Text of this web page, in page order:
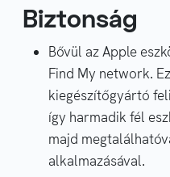
Biztonság
Bővül az Apple
Find My network.
kiegészítőgyártó
így harmadik fél
majd
alkalmazásával.